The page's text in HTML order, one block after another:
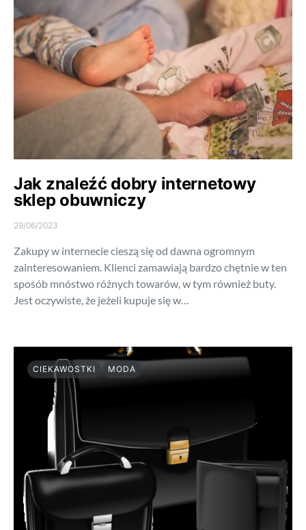
Jak znaleźć dobry internetowy
sklep obuwniczy
29/06/2023
Zakupy w internecie cieszą się od dawna ogromnym
zainteresowaniem. Klienci zamawiają bardzo chętnie w ten
sposób mnóstwo różnych towarów, w tym również buty.
Jest oczywiste, że jeżeli kupuje się w…
CIEKAWOSTKI MODA